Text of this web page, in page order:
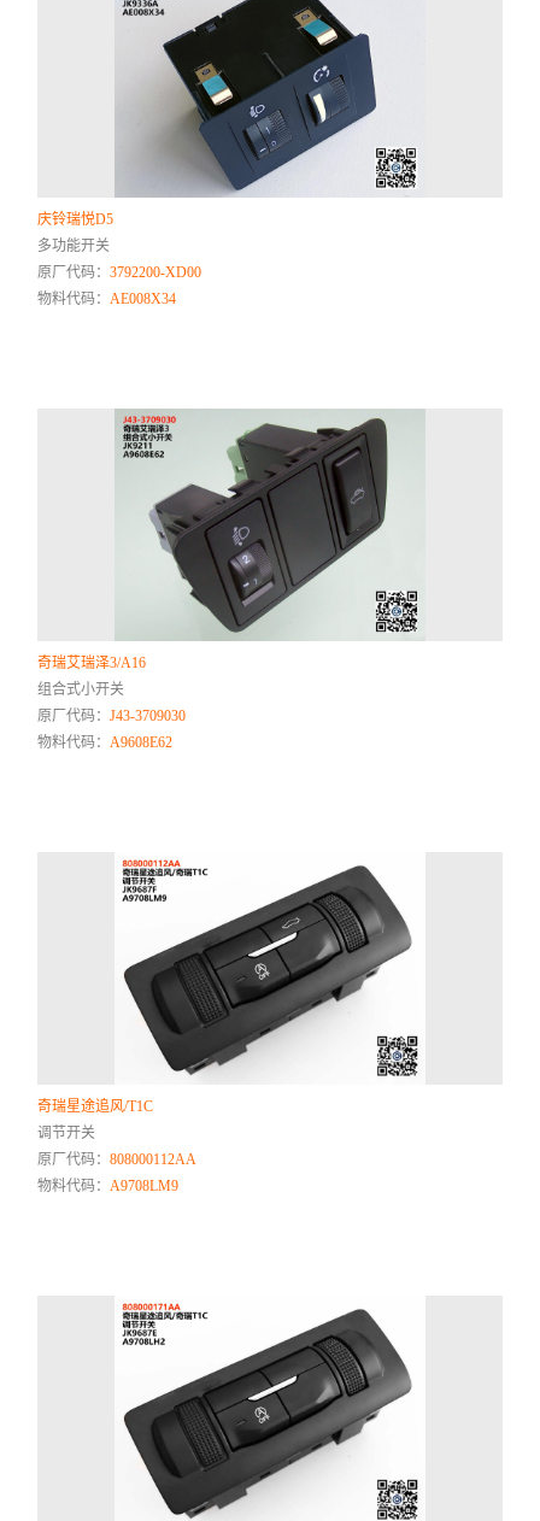
庆铃瑞悦D5
多功能开关
原厂代码：3792200-XD00
物料代码：AE008X34
奇瑞艾瑞泽3/A16
组合式小开关
原厂代码：J43-3709030
物料代码：A9608E62
奇瑞星途追风/T1C
调节开关
原厂代码：808000112AA
物料代码：A9708LM9